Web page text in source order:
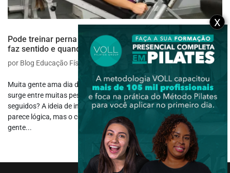
Pode treinar perna dois dias seguidos? Entenda quando
faz sentido e quando evitar
por Blog Educação Física ago 4, 2025 |Saúde e Bem-estar
Muita gente ama dia de perna, outros nem tanto. Mas a dúvida que
surge entre muitas pessoas é: pode treinar perna dois dias
seguidos? A ideia de intensificar o treino para acelerar resultados
parece lógica, mas o corpo nem sempre responde da maneira que a
gente...
X